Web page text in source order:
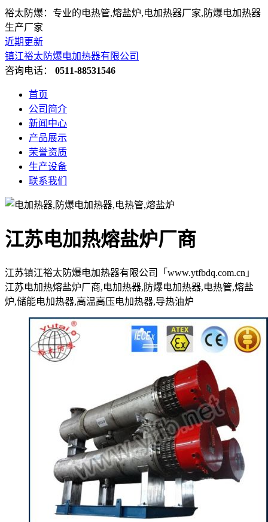
裕太防爆：专业的电热管,熔盐炉,电加热器厂家,防爆电加热器
生产厂家
近期更新
镇江裕太防爆电加热器有限公司
咨询电话： 0511-88531546
首页
公司简介
新闻中心
产品展示
荣誉资质
生产设备
联系我们
江苏电加热熔盐炉厂商
江苏镇江裕太防爆电加热器有限公司「www.ytfbdq.com.cn」
江苏电加热熔盐炉厂商,电加热器,防爆电加热器,电热管,熔盐
炉,储能电加热器,高温高压电加热器,导热油炉